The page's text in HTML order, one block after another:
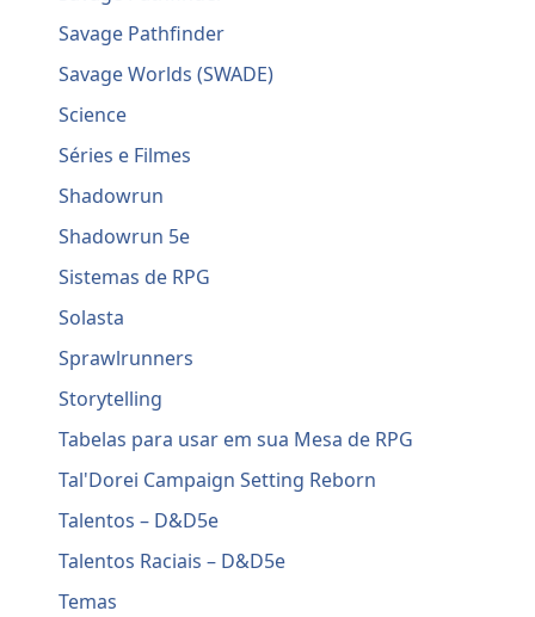
Savage Pathfinder
Savage Worlds (SWADE)
Science
Séries e Filmes
Shadowrun
Shadowrun 5e
Sistemas de RPG
Solasta
Sprawlrunners
Storytelling
Tabelas para usar em sua Mesa de RPG
Tal'Dorei Campaign Setting Reborn
Talentos – D&D5e
Talentos Raciais – D&D5e
Temas